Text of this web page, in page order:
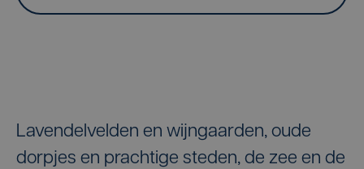
Lavendelvelden en wijngaarden, oude
dorpjes en prachtige steden, de zee en de